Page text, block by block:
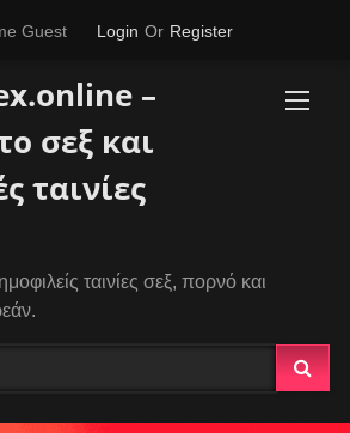
Guest Login Or Register
–
σεξ και
ταινίες
ταινίες σεξ, πορνό και